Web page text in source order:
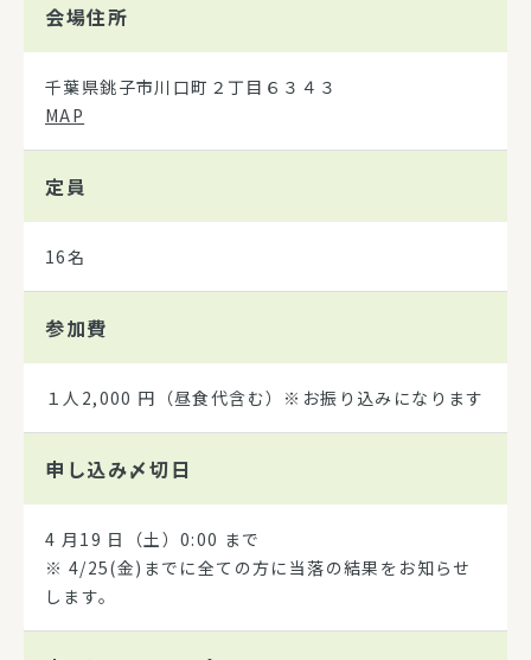
会場住所
千葉県銚子市川口町２丁目６３４３
MAP
定員
16名
参加費
１人2,000 円（昼食代含む）※お振り込みになります
申し込み〆切日
4 月19 日（土）0:00 まで
※ 4/25(金)までに全ての方に当落の結果をお知らせ
します。